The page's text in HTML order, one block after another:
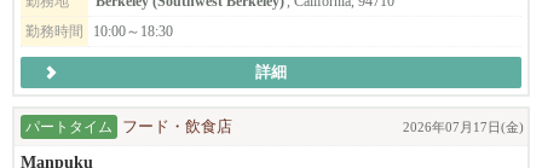
◆応募要件
店長・マネージャー（管理職）としての経験有り
勤務時間
10:00～18:30
詳細
パートタイム フード・飲食店 2026年07月17日(金)
Manpuku